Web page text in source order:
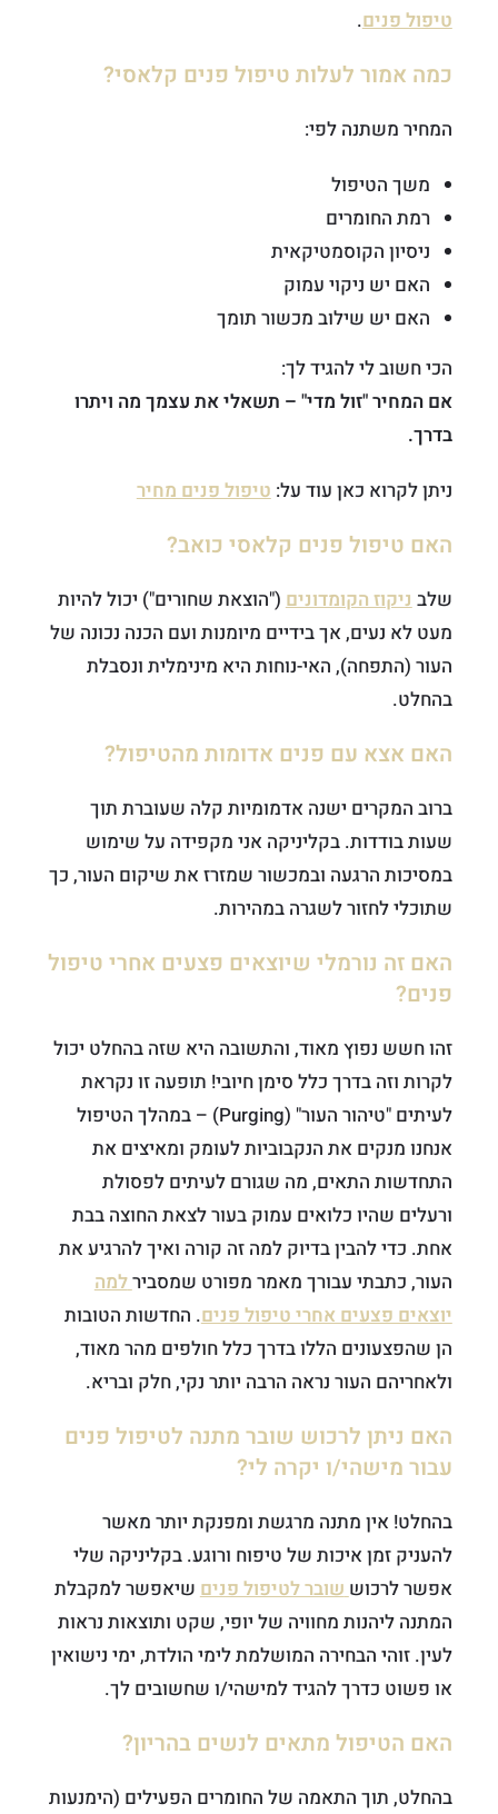
טיפול פנים.
כמה אמור לעלות טיפול פנים קלאסי?
המחיר משתנה לפי:
משך הטיפול
רמת החומרים
ניסיון הקוסמטיקאית
האם יש ניקוי עמוק
האם יש שילוב מכשור תומך
הכי חשוב לי להגיד לך:
אם המחיר "זול מדי" – תשאלי את עצמך מה ויתרו
בדרך.
ניתן לקרוא כאן עוד על:טיפול פנים מחיר
האם טיפול פנים קלאסי כואב?
שלבניקוז הקומדונים ("הוצאת שחורים") יכול להיות
מעט לא נעים, אך בידיים מיומנות ועם הכנה נכונה של
העור (התפחה), האי-נוחות היא מינימלית ונסבלת
בהחלט.
האם אצא עם פנים אדומות מהטיפול?
ברוב המקרים ישנה אדמומיות קלה שעוברת תוך
שעות בודדות. בקליניקה אני מקפידה על שימוש
במסיכות הרגעה ובמכשור שמזרז את שיקום העור, כך
שתוכלי לחזור לשגרה במהירות.
האם זה נורמלי שיוצאים פצעים אחרי טיפול
פנים?
זהו חשש נפוץ מאוד, והתשובה היא שזה בהחלט יכול
לקרות וזה בדרך כלל סימן חיובי! תופעה זו נקראת
לעיתים "טיהור העור" (Purging) – במהלך הטיפול
אנחנו מנקים את הנקבוביות לעומק ומאיצים את
התחדשות התאים, מה שגורם לעיתים לפסולת
ורעלים שהיו כלואים עמוק בעור לצאת החוצה בבת
אחת. כדי להבין בדיוק למה זה קורה ואיך להרגיע את
העור, כתבתי עבורך מאמר מפורט שמסבירלמה
יוצאים פצעים אחרי טיפול פנים. החדשות הטובות
הן שהפצעונים הללו בדרך כלל חולפים מהר מאוד,
ולאחריהם העור נראה הרבה יותר נקי, חלק ובריא.
האם ניתן לרכוש שובר מתנה לטיפול פנים
עבור מישהי/ו יקרה לי?
בהחלט! אין מתנה מרגשת ומפנקת יותר מאשר
להעניק זמן איכות של טיפוח ורוגע. בקליניקה שלי
אפשר לרכוששובר לטיפול פנים שיאפשר למקבלת
המתנה ליהנות מחוויה של יופי, שקט ותוצאות נראות
לעין. זוהי הבחירה המושלמת לימי הולדת, ימי נישואין
או פשוט כדרך להגיד למישהי/ו שחשובים לך.
האם הטיפול מתאים לנשים בהריון?
בהחלט, תוך התאמה של החומרים הפעילים (הימנעות